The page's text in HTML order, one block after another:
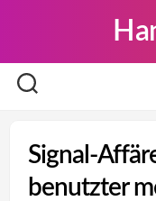
Signal-
benutzter